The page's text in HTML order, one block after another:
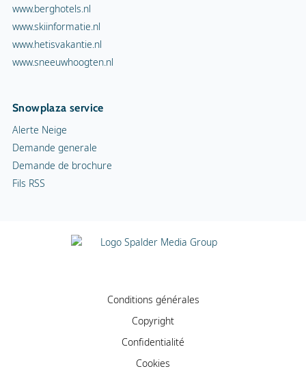
www.berghotels.nl
www.skiinformatie.nl
www.hetisvakantie.nl
www.sneeuwhoogten.nl
Snowplaza service
Alerte Neige
Demande generale
Demande de brochure
Fils RSS
Conditions générales
Copyright
Confidentialité
Cookies